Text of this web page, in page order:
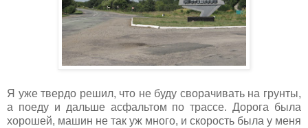
Я уже твердо решил, что не буду сворачивать на грунты,
а поеду и дальше асфальтом по трассе. Дорога была
хорошей, машин не так уж много, и скорость была у меня